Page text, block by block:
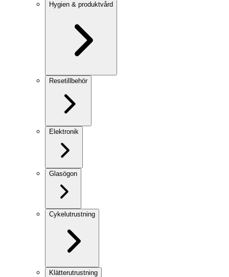
Hygien & produktvård
Resetillbehör
Elektronik
Glasögon
Cykelutrustning
Klätterutrustning